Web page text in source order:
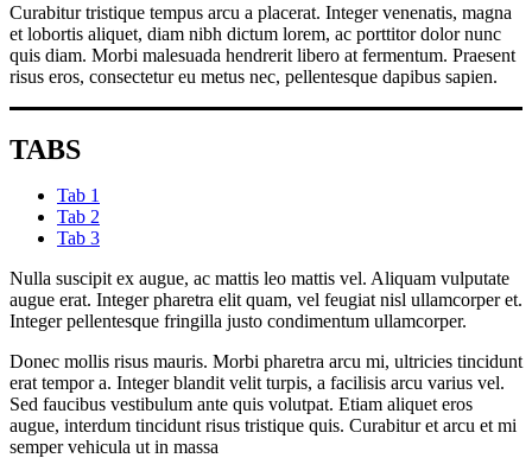
Curabitur tristique tempus arcu a placerat. Integer venenatis, magna
et lobortis aliquet, diam nibh dictum lorem, ac porttitor dolor nunc
quis diam. Morbi malesuada hendrerit libero at fermentum. Praesent
risus eros, consectetur eu metus nec, pellentesque dapibus sapien.
TABS
Tab 1
Tab 2
Tab 3
Nulla suscipit ex augue, ac mattis leo mattis vel. Aliquam vulputate
augue erat. Integer pharetra elit quam, vel feugiat nisl ullamcorper et.
Integer pellentesque fringilla justo condimentum ullamcorper.
Donec mollis risus mauris. Morbi pharetra arcu mi, ultricies tincidunt
erat tempor a. Integer blandit velit turpis, a facilisis arcu varius vel.
Sed faucibus vestibulum ante quis volutpat. Etiam aliquet eros
augue, interdum tincidunt risus tristique quis. Curabitur et arcu et mi
semper vehicula ut in massa